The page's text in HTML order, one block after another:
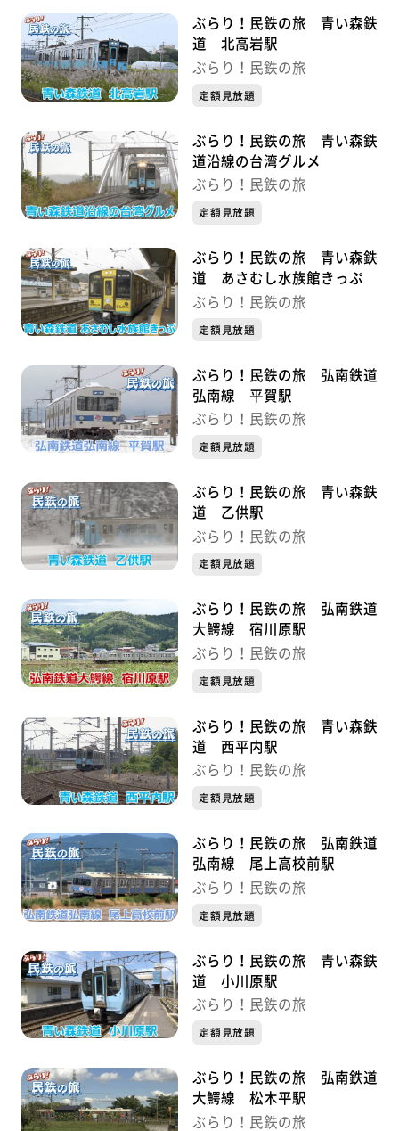
ぶらり！民鉄の旅 青い森鉄
道 北高岩駅
ぶらり！民鉄の旅
定額見放題
ぶらり！民鉄の旅 青い森鉄
道沿線の台湾グルメ
ぶらり！民鉄の旅
定額見放題
ぶらり！民鉄の旅 青い森鉄
道 あさむし水族館きっぷ
ぶらり！民鉄の旅
定額見放題
ぶらり！民鉄の旅 弘南鉄道
弘南線 平賀駅
ぶらり！民鉄の旅
定額見放題
ぶらり！民鉄の旅 青い森鉄
道 乙供駅
ぶらり！民鉄の旅
定額見放題
ぶらり！民鉄の旅 弘南鉄道
大鰐線 宿川原駅
ぶらり！民鉄の旅
定額見放題
ぶらり！民鉄の旅 青い森鉄
道 西平内駅
ぶらり！民鉄の旅
定額見放題
ぶらり！民鉄の旅 弘南鉄道
弘南線 尾上高校前駅
ぶらり！民鉄の旅
定額見放題
ぶらり！民鉄の旅 青い森鉄
道 小川原駅
ぶらり！民鉄の旅
定額見放題
ぶらり！民鉄の旅 弘南鉄道
大鰐線 松木平駅
ぶらり！民鉄の旅